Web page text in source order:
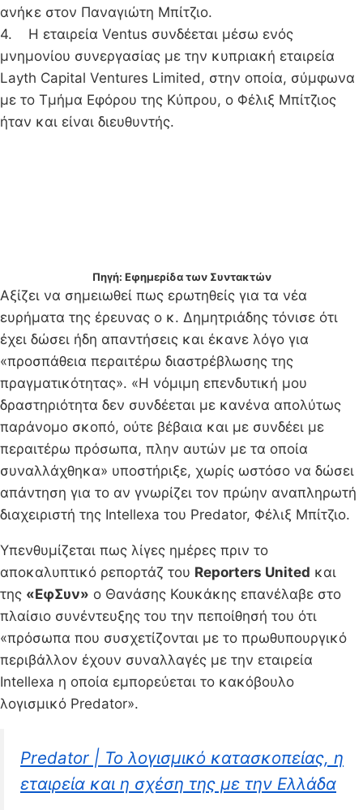
ανήκε στον Παναγιώτη Μπίτζιο.
4. Η εταιρεία Ventus συνδέεται μέσω ενός
μνημονίου συνεργασίας με την κυπριακή εταιρεία
Layth Capital Ventures Limited, στην οποία, σύμφωνα
με το Τμήμα Εφόρου της Κύπρου, ο Φέλιξ Μπίτζιος
ήταν και είναι διευθυντής.
Πηγή: Εφημερίδα των Συντακτών
Αξίζει να σημειωθεί πως ερωτηθείς για τα νέα
ευρήματα της έρευνας ο κ. Δημητριάδης τόνισε ότι
έχει δώσει ήδη απαντήσεις και έκανε λόγο για
«προσπάθεια περαιτέρω διαστρέβλωσης της
πραγματικότητας». «Η νόμιμη επενδυτική μου
δραστηριότητα δεν συνδέεται με κανένα απολύτως
παράνομο σκοπό, ούτε βέβαια και με συνδέει με
περαιτέρω πρόσωπα, πλην αυτών με τα οποία
συναλλάχθηκα» υποστήριξε, χωρίς ωστόσο να δώσει
απάντηση για το αν γνωρίζει τον πρώην αναπληρωτή
διαχειριστή της Intellexa του Predator, Φέλιξ Μπίτζιο.
Υπενθυμίζεται πως λίγες ημέρες πριν το
αποκαλυπτικό ρεπορτάζ του Reporters United και
της «ΕφΣυν» ο Θανάσης Κουκάκης επανέλαβε στο
πλαίσιο συνέντευξης του την πεποίθησή του ότι
«πρόσωπα που συσχετίζονται με το πρωθυπουργικό
περιβάλλον έχουν συναλλαγές με την εταιρεία
Intellexa η οποία εμπορεύεται το κακόβουλο
λογισμικό Predator».
Predator | Το λογισμικό κατασκοπείας, η
εταιρεία και η σχέση της με την Ελλάδα